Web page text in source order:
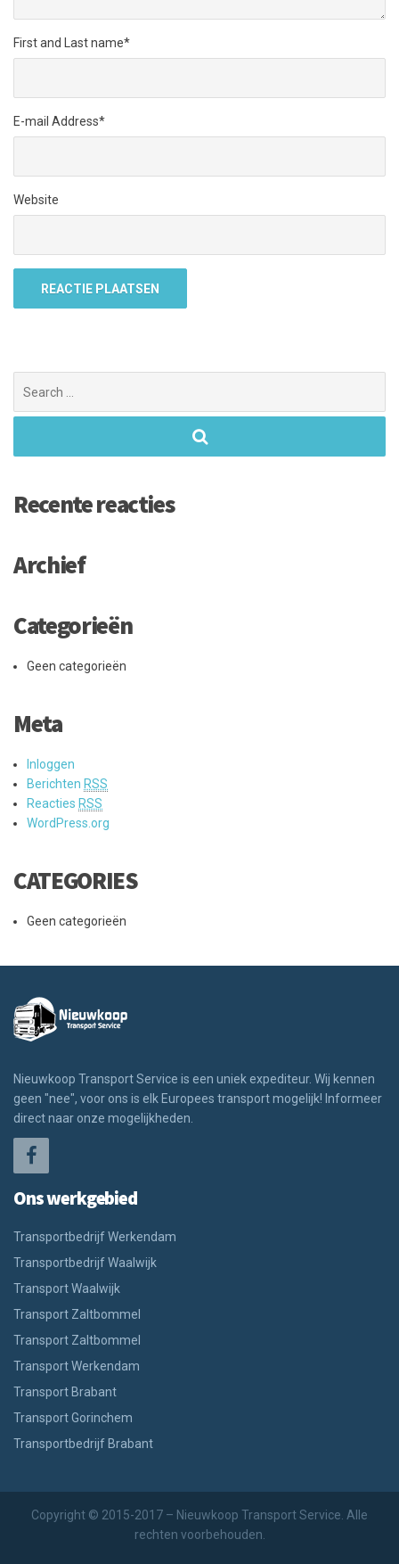
First and Last name*
E-mail Address*
Website
for:
Recente reacties
Archief
Categorieën
Geen categorieën
Meta
Inloggen
Berichten RSS
Reacties RSS
WordPress.org
CATEGORIES
Geen categorieën
Nieuwkoop Transport Service is een uniek expediteur. Wij kennen
geen "nee", voor ons is elk Europees transport mogelijk! Informeer
direct naar onze mogelijkheden.
Ons werkgebied
Transportbedrijf Werkendam
Transportbedrijf Waalwijk
Transport Waalwijk
Transport Zaltbommel
Transport Zaltbommel
Transport Werkendam
Transport Brabant
Transport Gorinchem
Transportbedrijf Brabant
Copyright © 2015-2017 – Nieuwkoop Transport Service. Alle
rechten voorbehouden.